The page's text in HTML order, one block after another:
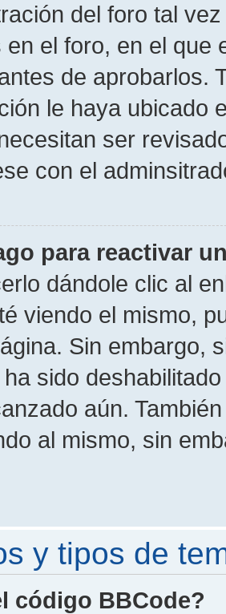
del foro tal
en el foro, en el
de aprobarlos.
le haya ubicado
ser
con el
para reactivar
dándole clic al
viendo el mismo,
Sin embargo,
sido
aún.
al mismo, sin
y tipos de
código BBCode?